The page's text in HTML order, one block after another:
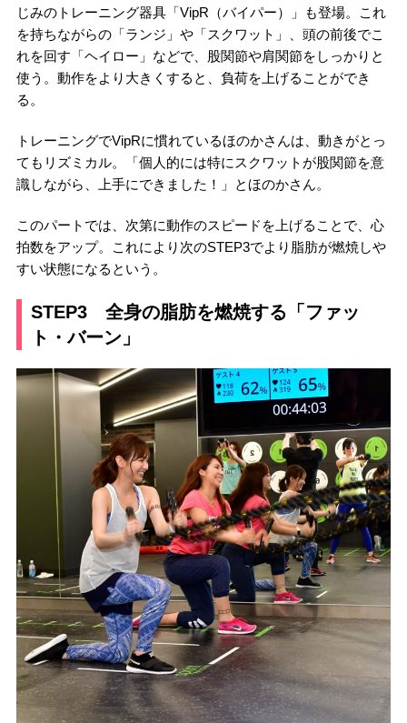
じみのトレーニング器具「VipR（バイパー）」も登場。これ
を持ちながらの「ランジ」や「スクワット」、頭の前後でこ
れを回す「ヘイロー」などで、股関節や肩関節をしっかりと
使う。動作をより大きくすると、負荷を上げることができ
る。
トレーニングでVipRに慣れているほのかさんは、動きがとっ
てもリズミカル。「個人的には特にスクワットが股関節を意
識しながら、上手にできました！」とほのかさん。
このパートでは、次第に動作のスピードを上げることで、心
拍数をアップ。これにより次のSTEP3でより脂肪が燃焼しや
すい状態になるという。
STEP3 全身の脂肪を燃焼する「ファッ
ト・バーン」